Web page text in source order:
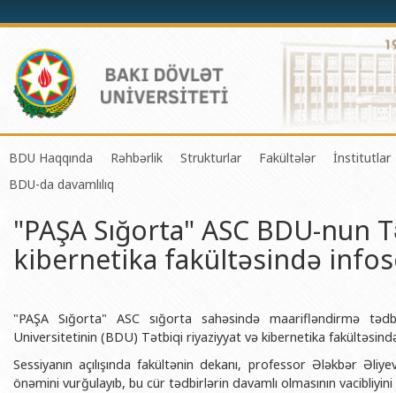
BDU Haqqında
BDU-nun tarixi
BDU-nun Missiya və Strateji inkişaf planı
BDU-nun İnkişaf Proqramı (2014-2020)
BDU-nun üzv olduğu beynəlxalq təşkilatlar
BDU-nun qrant layihələri
Rektorlarımız
Rəhbərlik
Prorektorlar
Elmi Şura
Həmkarlar İttifaqı Komitəsi
Tədris Metodiki Şura
Strukturlar
Elmi fəaliyyətin təşkili və
Informasiya Texnologiyaları
Xarici tələbələrlə iş şöbəsi
İctimaiyyətlə əlaqələr və
Humanitar məsələlər və gənclər
Fakültələr
Tətbiqi riyaziyyat
Fizika fakültəsi
Biologiya fakültəsi
Ekologiya və
Coğrafiya fakültəsi
İnstitutlar
BDU-da davamlılıq
"PAŞA Sığorta" ASC BDU-
kibernetika fakültəsində
"PAŞA Sığorta" ASC sığorta sahəsində maarifləndirmə
Universitetinin (BDU) Tətbiqi riyaziyyat və kibernetika
Sessiyanın açılışında fakültənin dekanı, professor Ələkbər
önəmini vurğulayıb, bu cür tədbirlərin davamlı olmasının